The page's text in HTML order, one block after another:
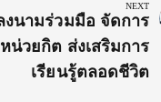
NEXT
นามร่วมมือ จัดการ
น่วยกิต ส่งเสริมการ
เรียนรู้ตลอดชีวิต